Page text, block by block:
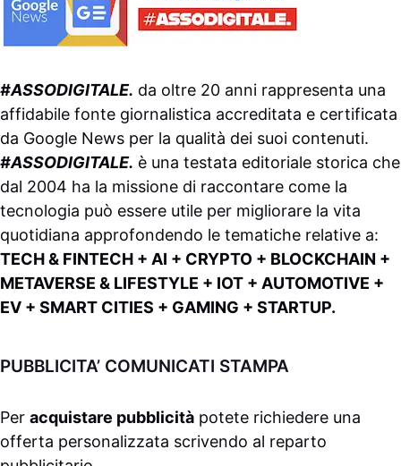
#ASSODIGITALE. da oltre 20 anni rappresenta una
affidabile fonte giornalistica accreditata e certificata
da Google News per la qualità dei suoi contenuti.
#ASSODIGITALE. è una testata editoriale storica che
dal 2004 ha la missione di raccontare come la
tecnologia può essere utile per migliorare la vita
quotidiana approfondendo le tematiche relative a:
TECH & FINTECH + AI + CRYPTO + BLOCKCHAIN +
METAVERSE & LIFESTYLE + IOT + AUTOMOTIVE +
EV + SMART CITIES + GAMING + STARTUP.
PUBBLICITA’ COMUNICATI STAMPA
Per acquistare pubblicità potete richiedere una
offerta personalizzata scrivendo al reparto